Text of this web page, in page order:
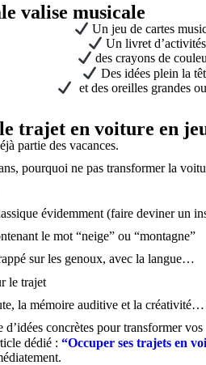
valise musicale
Un jeu de cartes
Un livret d’activités
des crayons de
Des idées plein la
et des oreilles grandes
trajet en voiture en
partie des vacances.
pourquoi ne pas transformer la
évidemment (faire deviner un
le mot “neige” ou “montagne”
sur les genoux, avec la langue…
le trajet
la mémoire auditive et la
d’idées concrètes pour transformer
dédié :“Occuper ses trajets en